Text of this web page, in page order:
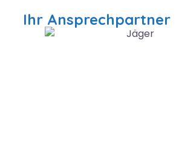
Ihr Ansprechpartner